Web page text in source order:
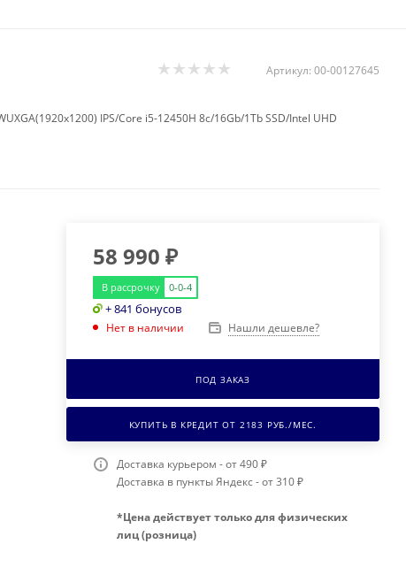
Артикул: 00-00127645
IPS/Core i5-12450H 8с/16Gb/1Tb SSD/Intel UHD
58 990 ₽
В рассрочку 0-0-4
+ 841 бонусов
Нет в наличии Нашли дешевле?
ПОД ЗАКАЗ
КУПИТЬ В КРЕДИТ ОТ 2183 РУБ./МЕС.
Доставка курьером - от 490 ₽
Доставка в пункты Яндекс - от 310 ₽
*Цена действует только для физических
лиц (розница)